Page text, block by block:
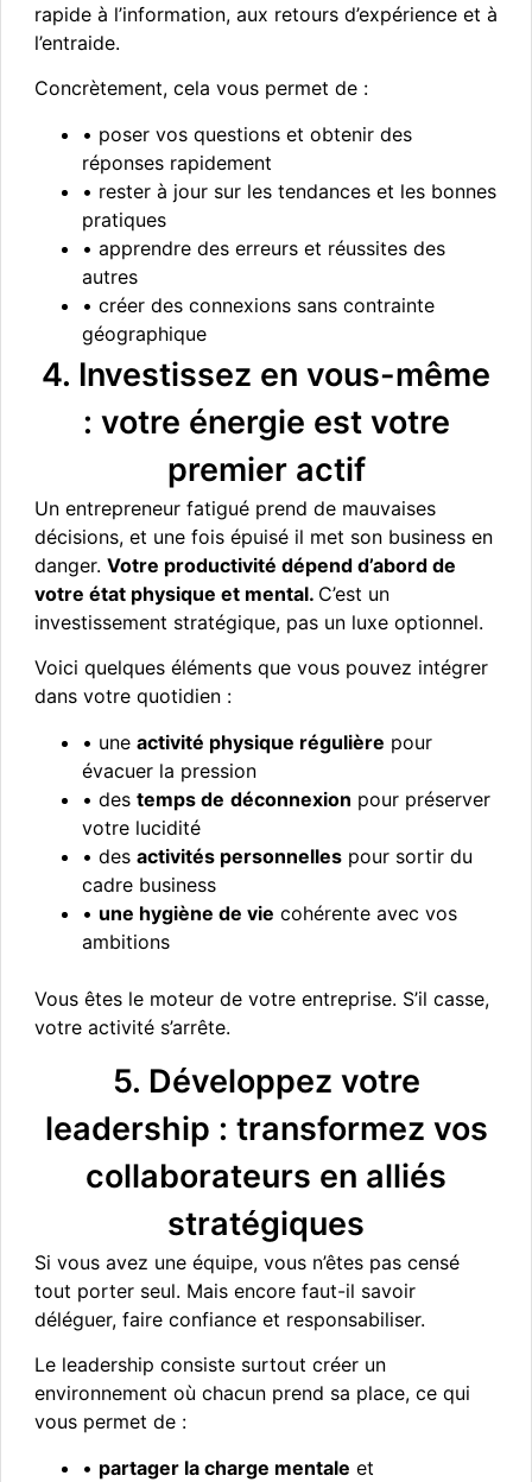
rapide à l’information, aux retours d’expérience et à
l’entraide.
Concrètement, cela vous permet de :
• poser vos questions et obtenir des
réponses rapidement
• rester à jour sur les tendances et les bonnes
pratiques
• apprendre des erreurs et réussites des
autres
• créer des connexions sans contrainte
géographique
4. Investissez en vous-même
: votre énergie est votre
premier actif
Un entrepreneur fatigué prend de mauvaises
décisions, et une fois épuisé il met son business en
danger. Votre productivité dépend d’abord de
votre état physique et mental. C’est un
investissement stratégique, pas un luxe optionnel.
Voici quelques éléments que vous pouvez intégrer
dans votre quotidien :
• une activité physique régulière pour
évacuer la pression
• des temps de déconnexion pour préserver
votre lucidité
• des activités personnellespour sortir du
cadre business
• une hygiène de vie cohérente avec vos
ambitions
Vous êtes le moteur de votre entreprise. S’il casse,
votre activité s’arrête.
5. Développez votre
leadership : transformez vos
collaborateurs en alliés
stratégiques
Si vous avez une équipe, vous n’êtes pas censé
tout porter seul. Mais encore faut-il savoir
déléguer, faire confiance et responsabiliser.
Le leadership consiste surtout créer un
environnement où chacun prend sa place, ce qui
vous permet de :
• partager la charge mentale et